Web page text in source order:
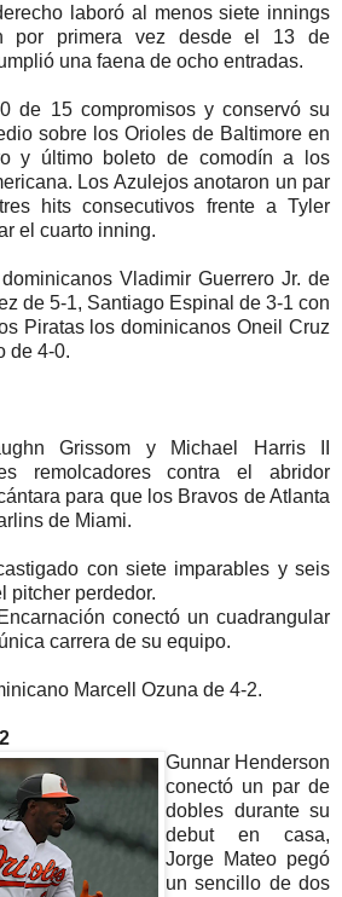
laboró al menos siete innings
por primera vez desde el 13 de
una faena de ocho entradas.
de 15 compromisos y conservó su
sobre los Orioles de Baltimore en
y último boleto de comodín a los
Los Azulejos anotaron un par
hits consecutivos frente a Tyler
el cuarto inning.
Vladimir Guerrero Jr. de
de 5-1, Santiago Espinal de 3-1 con
Piratas los dominicanos Oneil Cruz
de 4-0.
Grissom y Michael Harris II
remolcadores contra el abridor
para que los Bravos de Atlanta
de Miami.
con siete imparables y seis
pitcher perdedor.
conectó un cuadrangular
carrera de su equipo.
Marcell Ozuna de 4-2.
Gunnar Henderson
conectó un par de
dobles durante su
debut en casa,
Jorge Mateo pegó
un sencillo de dos